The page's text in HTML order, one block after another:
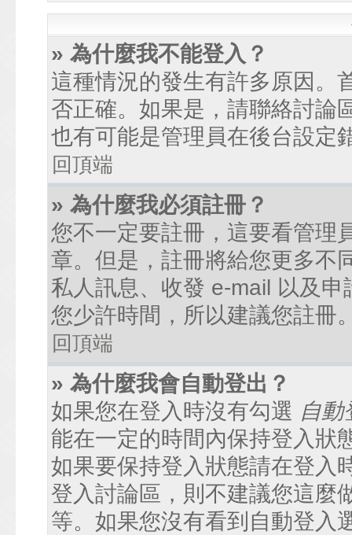
» 為什麼我不能登入？
這種情況的發生有許多原因。
否正確。如果是，請聯絡討論
也有可能是管理員在後台設定
回頂端
» 為什麼我必須註冊？
您不一定要註冊，這要看管理
章。但是，註冊將給您更多不
私人訊息、收發 e-mail 以及
您少許時間，所以建議您註冊
回頂端
» 為什麼我會自動登出？
如果您在登入時沒有勾選 自動
能在一定的時間內保持登入狀
如果要保持登入狀態請在登入
登入討論區，則不建議您這麼
等。如果您沒有看到自動登入